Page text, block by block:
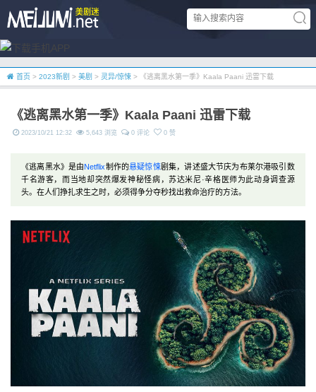
首页 > 2023新剧 > 美剧 > 灵异/惊悚 > 《逃离黑水第一季》Kaala Paani 迅雷下载
《逃离黑水第一季》Kaala Paani 迅雷下载
2023/10/21 12:32 5,643 浏览 0 评论 0 赞
《逃离黑水》是由Netflix制作的悬疑惊悚剧集，讲述盛大节庆为布莱尔港吸引数
千名游客，而当地却突然爆发神秘怪病，苏达米尼·辛格医师为此动身调查源
头。在人们挣扎求生之时，必须得争分夺秒找出救命治疗的方法。